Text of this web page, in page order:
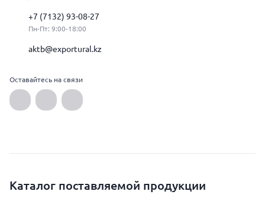
+7 (7132) 93-08-27
Пн-Пт: 9:00-18:00
aktb@exportural.kz
Оставайтесь на связи
Каталог поставляемой продукции